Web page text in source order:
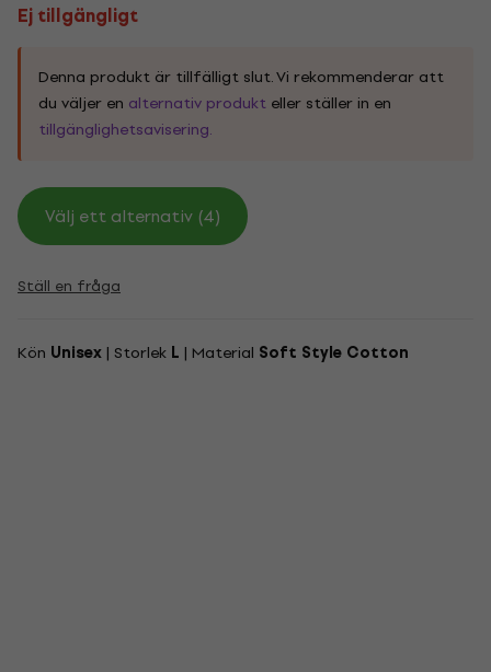
Ej tillgängligt
Denna produkt är tillfälligt slut. Vi rekommenderar att
du väljer en alternativ produkt eller ställer in en
tillgänglighetsavisering.
Välj ett alternativ (4)
Ställ en fråga
Kön Unisex | Storlek L | Material Soft Style Cotton